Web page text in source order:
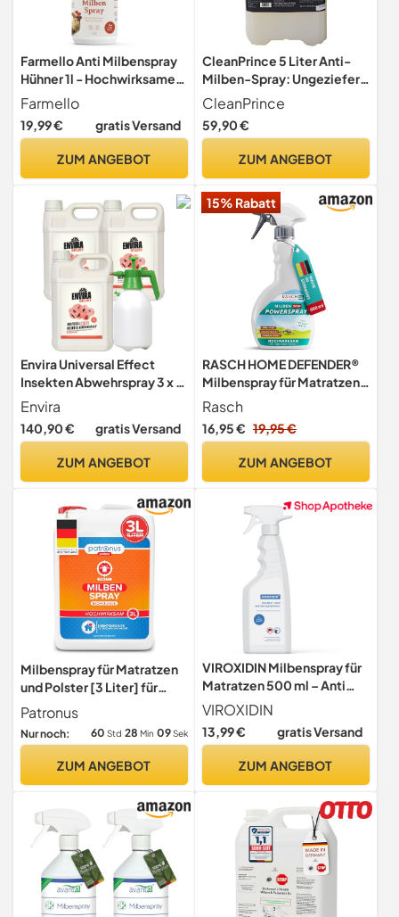
Farmello Anti Milbenspray
Hühner 1l - Hochwirksamer
Sofortschutz gegen Milben
& Parasiten als Kontakt- &
Umgebungsspray - Zur
Befall
Farmello
19,99 € gratis Versand
ZUM ANGEBOT
CleanPrince 5 Liter Anti-
Milben-Spray: Ungeziefer
Milbenspray Anti Milben
Milbenex Bettwanzen
Entferner Matratzen
Milbenmittel Allergiker
CleanPrince
59,90 €
ZUM ANGEBOT
Envira Universal Effect
Insekten Abwehrspray 3 x 5
Liter + 2L Sprüher - Extra
starkes Spray mit
Langzeitwirkung gegen
& Ungeziefer - Mittel
Envira
140,90 € gratis Versand
ZUM ANGEBOT
15% Rabatt
RASCH HOME DEFENDER®
Milbenspray für Matratzen
[500ML] - Anti Milben
Spray Langzeitwirkung -
Milben & Hausstaubmilben
Polster - Anti Milbenspray
Rasch
16,95 € 19,95 €
ZUM ANGEBOT
Milbenspray für Matratzen
und Polster [3 Liter] für
Hausstaub-Allergiker
Patronus
Nur noch: 60 Std 28 Min 08Sek
ZUM ANGEBOT
VIROXIDIN Milbenspray für
Matratzen 500 ml – Anti
Milben Spray gegen
Hausstaubmilben – Für
Bett, Textilien, Polster &
Zitrusduft &
VIROXIDIN
13,99 € gratis Versand
ZUM ANGEBOT